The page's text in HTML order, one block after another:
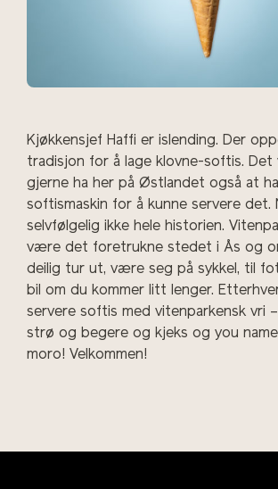
Kjøkkensjef Haffi er islending. Der
tradisjon for å lage klovne-softis. Det
gjerne ha her på Østlandet også at
softismaskin for å kunne servere det.
selvfølgelig ikke hele historien.
være det foretrukne stedet i Ås og
deilig tur ut, være seg på sykkel, til
bil om du kommer litt lenger.
servere softis med vitenparkensk vri
strø og begere og kjeks og you
moro! Velkommen!